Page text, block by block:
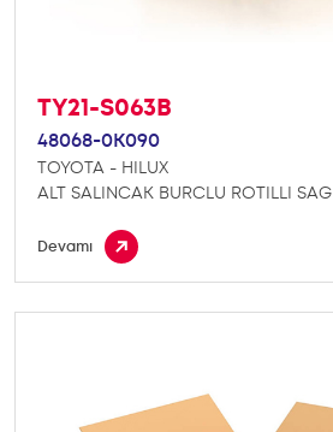
TY21-S063B
48068-0K090
TOYOTA - HILUX
ALT SALINCAK BURCLU ROTILLI SAG
Devamı